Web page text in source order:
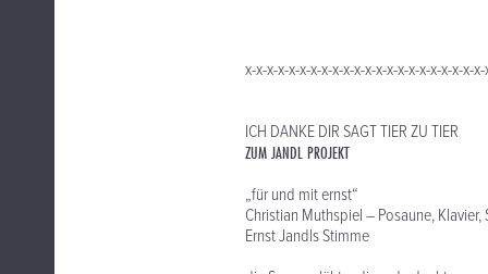
x-x-x-x-x-x-x-x-x-x-x-x-x-x-x-x-x-x-x-x-x-
ICH DANKE DIR SAGT TIER ZU TIER
ZUM JANDL PROJEKT
„für und mit ernst“
Christian Muthspiel – Posaune, Klavier,
Ernst Jandls Stimme